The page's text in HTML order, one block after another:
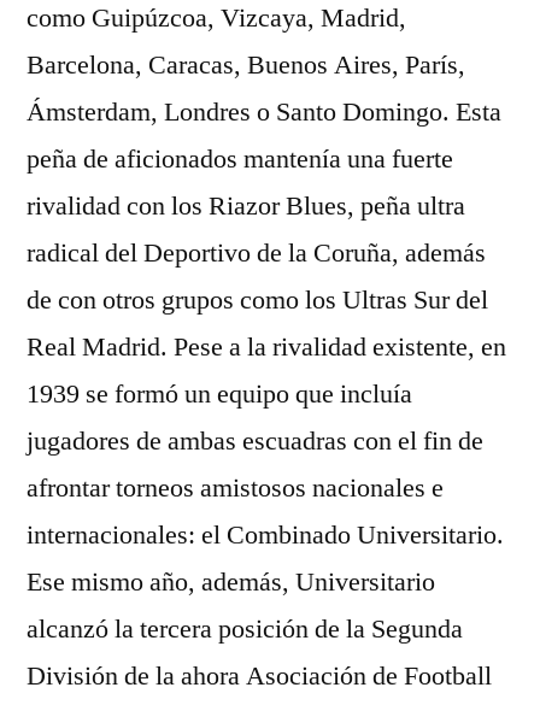
como Guipúzcoa, Vizcaya, Madrid,
Barcelona, Caracas, Buenos Aires, París,
Ámsterdam, Londres o Santo Domingo. Esta
peña de aficionados mantenía una fuerte
rivalidad con los Riazor Blues, peña ultra
radical del Deportivo de la Coruña, además
de con otros grupos como los Ultras Sur del
Real Madrid. Pese a la rivalidad existente, en
1939 se formó un equipo que incluía
jugadores de ambas escuadras con el fin de
afrontar torneos amistosos nacionales e
internacionales: el Combinado Universitario.
Ese mismo año, además, Universitario
alcanzó la tercera posición de la Segunda
División de la ahora Asociación de Football